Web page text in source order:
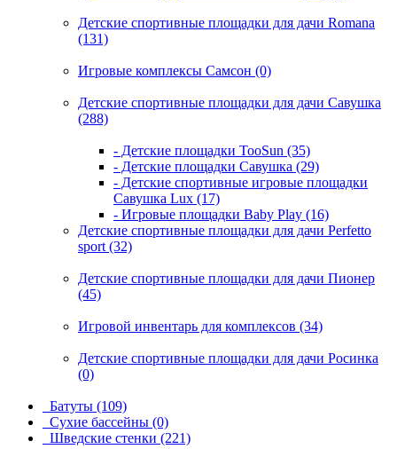
Детские спортивные площадки для дачи Romana
(131)
Игровые комплексы Самсон (0)
Детские спортивные площадки для дачи Савушка
(288)
- Детские площадки TooSun (35)
- Детские площадки Савушка (29)
- Детские спортивные игровые площадки
Савушка Lux (17)
- Игровые площадки Baby Play (16)
Детские спортивные площадки для дачи Perfetto
sport (32)
Детские спортивные площадки для дачи Пионер
(45)
Игровой инвентарь для комплексов (34)
Детские спортивные площадки для дачи Росинка
(0)
Батуты (109)
Сухие бассейны (0)
Шведские стенки (221)